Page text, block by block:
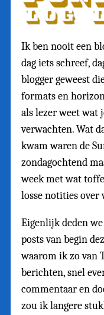
Ik ben nooit een
dag iets schreef,
blogger geweest
formats en
als lezer weet wat
verwachten. Wat
kwam waren de
zondagochtend
week met wat
losse notities over
Eigenlijk deden
posts van begin
waarom ik zo van
berichten, snel
commentaar en
zou ik langere